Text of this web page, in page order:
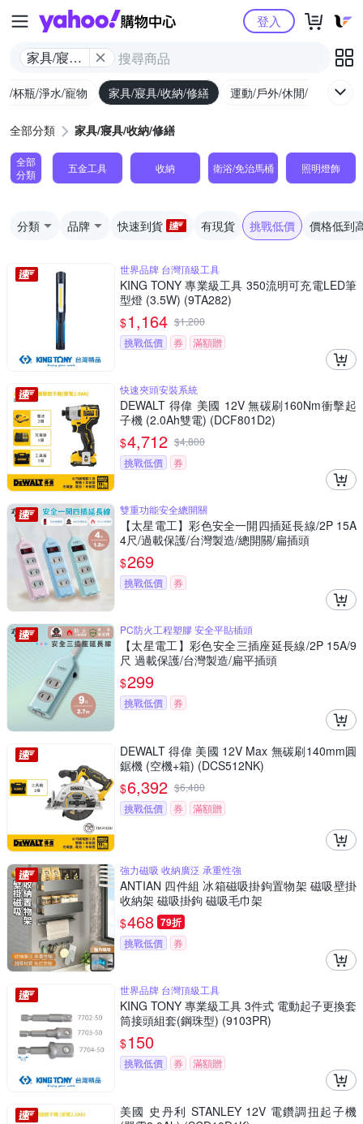
Yahoo購物中心
家具/寢具/
登入
/杯瓶/淨水/寵物 家具/寢具/收納/修繕 運動/戶外/休閒/健身
全部分類 家具/寢具/收納/修繕
全部
分類
五金工具 收納 衛浴/免治馬桶 照明燈飾
分類 品牌 快速到貨 有現貨 挑戰低價 價格低到
世界品牌 台灣頂級工具
KING TONY 專業級工具 350流明可充電LED筆
型燈 (3.5W) (9TA282)
$1,164 $1,200
挑戰低價
券 滿額贈
快速夾頭安裝系統
DEWALT 得偉 美國 12V 無碳刷160Nm衝擊起
子機 (2.0Ah雙電) (DCF801D2)
$4,712 $4,800
挑戰低價
券
雙重功能安全總開關
【太星電工】彩色安全一開四插延長線/2P 15A
4尺/過載保護/台灣製造/總開關/扁插頭
$269
挑戰低價 券
PC防火工程塑膠 安全平貼插頭
【太星電工】彩色安全三插座延長線/2P 15A/9
尺 過載保護/台灣製造/扁平插頭
$299
挑戰低價 券
DEWALT 得偉 美國 12V Max 無碳刷140mm圓
鋸機 (空機+箱) (DCS512NK)
$6,392 $6,480
挑戰低價
券 滿額贈
強力磁吸 收納廣泛 承重性強
ANTIAN 四件組 冰箱磁吸掛鉤置物架 磁吸壁掛
收納架 磁吸掛鉤 磁吸毛巾架
$468 79折
挑戰低價 券
世界品牌 台灣頂級工具
KING TONY 專業級工具 3件式 電動起子更換套
筒接頭組套(鋼珠型) (9103PR)
$150
挑戰低價 券 滿額贈
美國 史丹利 STANLEY 12V 電鑽調扭起子機